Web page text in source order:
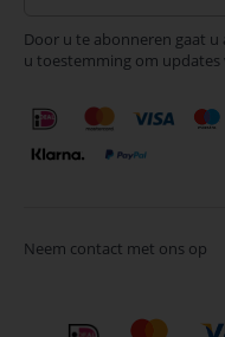
onze
nieuwsbrief
Door u te abonneren gaat
u toestemming om
Neem contact met ons op